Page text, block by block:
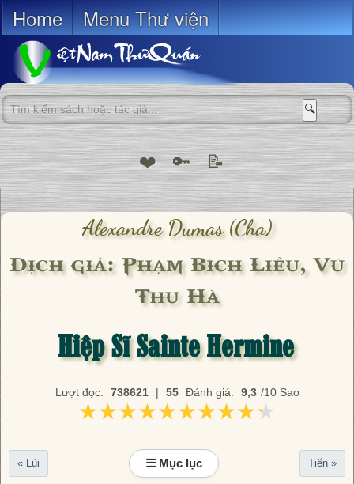
Home Menu Thư viện
🔍
❤️ 🔑 📝
Alexandre Dumas (cha)
Dịch giả: Phạm Bích Liễu, Vũ
Thu Hà
Hiệp Sĩ Sainte Hermine
Lượt đọc: 738621 | 55 Đánh giá: 9,3 /10 Sao
★★★★★★★★★★
★★★★★★★★★★
« Lùi ☰ Mục lục Tiến »